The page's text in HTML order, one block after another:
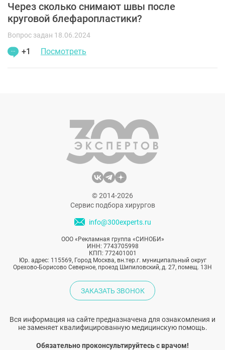
Через сколько снимают швы после
круговой блефаропластики?
Вопрос задан 18.06.2024
+1 Посмотреть
© 2014-2026
Сервис подбора хирургов
info@300experts.ru
ООО «Рекламная группа «СИНОБИ»
ИНН: 7743705998
КПП: 772401001
Юр. адрес: 115569, Город Москва, вн.тер.г. муниципальный округ
Орехово-Борисово Северное, проезд Шипиловский, д. 27, помещ. 13Н
ЗАКАЗАТЬ ЗВОНОК
Вся информация на сайте предназначена для ознакомления и
не заменяет квалифицированную медицинскую помощь.
Обязательно проконсультируйтесь с врачом!